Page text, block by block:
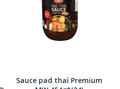
Sauce pad thaï Premium